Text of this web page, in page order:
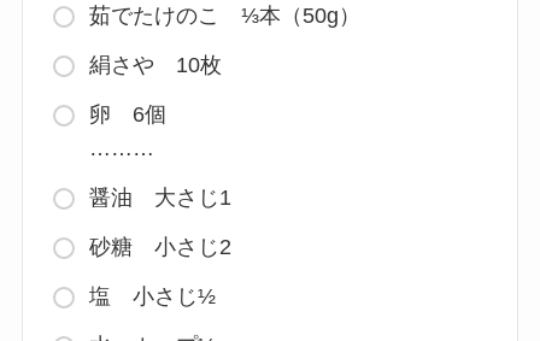
茹でたけのこ ⅓本（50g）
絹さや 10枚
卵 6個
………
醤油 大さじ1
砂糖 小さじ2
塩 小さじ½